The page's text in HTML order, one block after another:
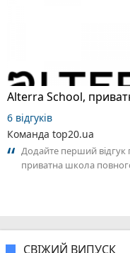
6 відгуків
Команда top20.ua
Додайте перший відгук
приватна школа
СВІЖИЙ ВИПУСК